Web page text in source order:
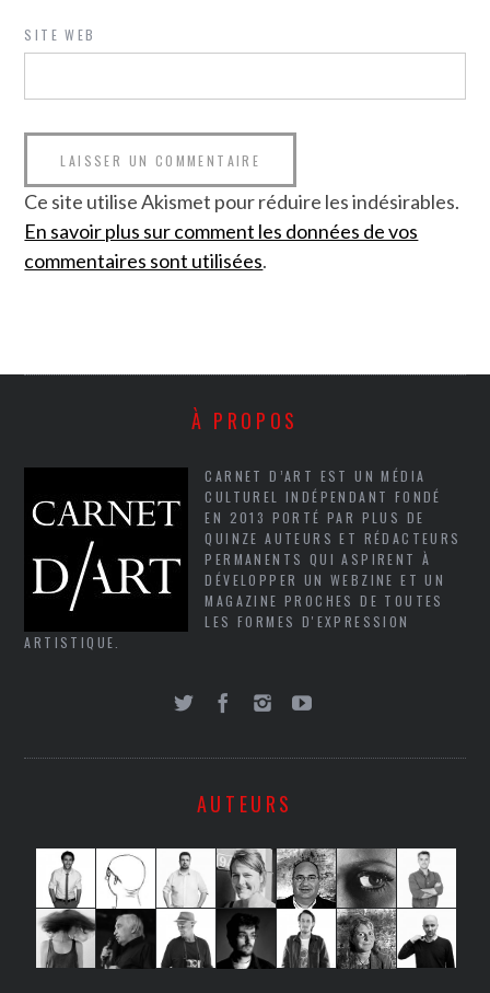
SITE WEB
Ce site utilise Akismet pour réduire les indésirables.
En savoir plus sur comment les données de vos
commentaires sont utilisées.
À PROPOS
CARNET D’ART EST UN MÉDIA
CULTUREL INDÉPENDANT FONDÉ
EN 2013 PORTÉ PAR PLUS DE
QUINZE AUTEURS ET RÉDACTEURS
PERMANENTS QUI ASPIRENT À
DÉVELOPPER UN WEBZINE ET UN
MAGAZINE PROCHES DE TOUTES
LES FORMES D'EXPRESSION
ARTISTIQUE.
AUTEURS